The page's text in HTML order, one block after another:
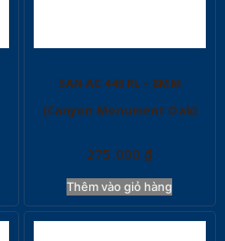
SAN AC 445 RL – 8MM
(Canyon Monument Oak)
275.000 ₫
Thêm vào giỏ hàng